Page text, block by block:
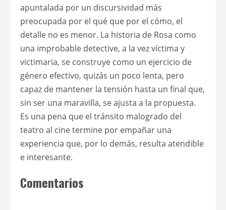
apuntalada por un discursividad más
preocupada por el qué que por el cómo, el
detalle no es menor. La historia de Rosa como
una improbable detective, a la vez víctima y
victimaria, se construye como un ejercicio de
género efectivo, quizás un poco lenta, pero
capaz de mantener la tensión hasta un final que,
sin ser una maravilla, se ajusta a la propuesta.
Es una pena que el tránsito malogrado del
teatro al cine termine por empañar una
experiencia que, por lo demás, resulta atendible
e interesante.
Comentarios